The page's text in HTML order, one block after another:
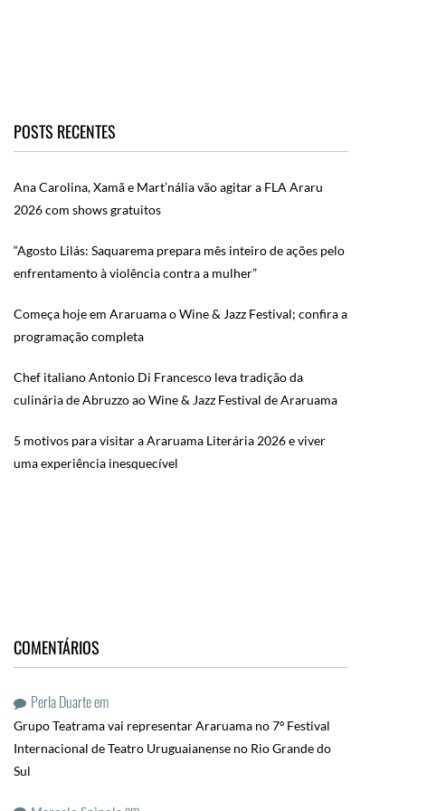
POSTS RECENTES
Ana Carolina, Xamã e Mart’nália vão agitar a FLA Araru
2026 com shows gratuitos
“Agosto Lilás: Saquarema prepara mês inteiro de ações pelo
enfrentamento à violência contra a mulher”
Começa hoje em Araruama o Wine & Jazz Festival; confira a
programação completa
Chef italiano Antonio Di Francesco leva tradição da
culinária de Abruzzo ao Wine & Jazz Festival de Araruama
5 motivos para visitar a Araruama Literária 2026 e viver
uma experiência inesquecível
COMENTÁRIOS
Perla Duarteem
Grupo Teatrama vai representar Araruama no 7º Festival
Internacional de Teatro Uruguaianense no Rio Grande do
Sul